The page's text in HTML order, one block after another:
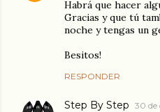
Habrá que hacer
Gracias y que tú
noche y tengas un
Besitos!
RESPONDER
Step By Step 30 de